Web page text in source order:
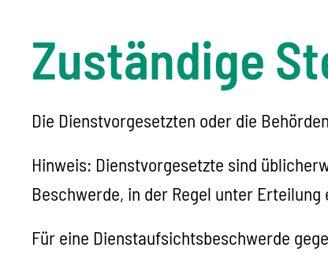
Zuständige
Die Dienstvorgesetzten oder die
Hinweis: Dienstvorgesetzte sind
Beschwerde, in der Regel unter
Für eine Dienstaufsichtsbeschwerde